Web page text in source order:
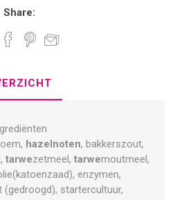
Share:
hazelnoten, bakkerszout,
tarwezetmeel, tarwemoutmeel,
enzymen,
(gedroogd), startercultuur,